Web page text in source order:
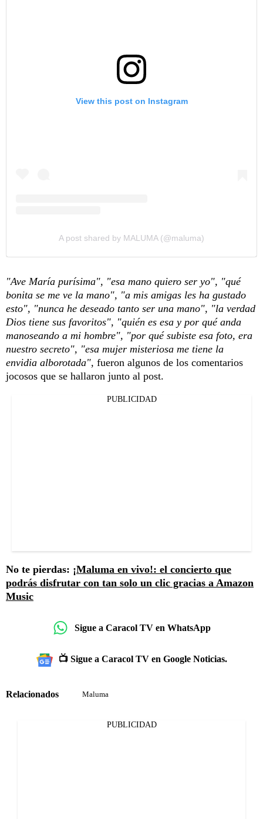
View this post on Instagram
A post shared by MALUMA (@maluma)
"Ave María purísima", "esa mano quiero ser yo", "qué
bonita se me ve la mano", "a mis amigas les ha gustado
esto", "nunca he deseado tanto ser una mano", "la verdad
Dios tiene sus favoritos", "quién es esa y por qué anda
manoseando a mi hombre", "por qué subiste esa foto, era
nuestro secreto", "esa mujer misteriosa me tiene la
envidia alborotada", fueron algunos de los comentarios
jocosos que se hallaron junto al post.
PUBLICIDAD
No te pierdas: ¡Maluma en vivo!: el concierto que
podrás disfrutar con tan solo un clic gracias a Amazon
Music
Sigue a Caracol TV en WhatsApp
📺 Sigue a Caracol TV en Google Noticias.
Relacionados Maluma
PUBLICIDAD